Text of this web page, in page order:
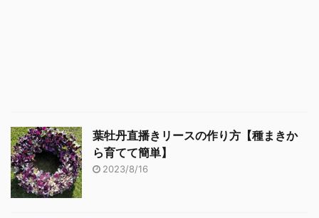
葉牡丹直播きリースの作り方【種まきか
ら育てて簡単】
2023/8/16